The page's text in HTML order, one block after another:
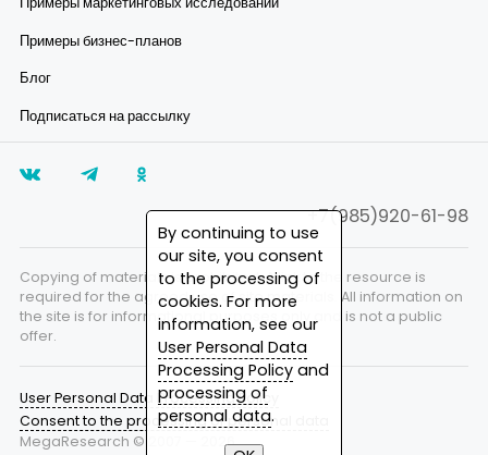
Примеры бизнес-планов
Блог
Подписаться на рассылку
+7(985)920-61-98
User Personal Data Processing Policy
Consent to the processing of personal data
MegaResearch © 2007 —
2026
Copying of materials is prohibited. A link to the resource is
required for the agreed use of site materials. All information on
the site is for informational purposes only and is not a public
offer.
By continuing to use
our site, you consent
to the processing of
cookies. For more
information, see our
User Personal Data
Processing Policy and
processing of
personal data.